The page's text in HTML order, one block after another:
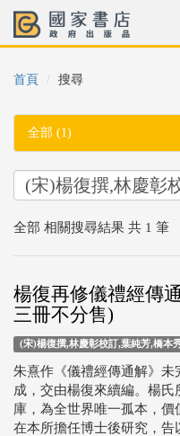
首頁 搜尋
全部 (1)
全部 相關搜尋結果 共 1 筆
楊復再修儀禮經傳
三冊不分售)
(宋)楊復撰,林慶彰校訂,葉純芳,橋本
朱熹作《儀禮經傳通解》
成，交由楊復來續編。楊
庫，為全世界唯一孤本，
在本所擔任博士後研究，告